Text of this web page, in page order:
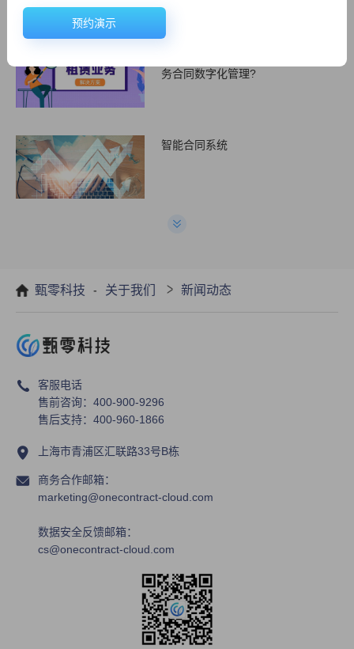
务合同数字化管理?
智能合同系统
甄零科技 - 关于我们 > 新闻动态
客服电话
售前咨询：400-900-9296
售后支持：400-960-1866
上海市青浦区汇联路33号B栋
商务合作邮箱：
marketing@onecontract-cloud.com
数据安全反馈邮箱：
cs@onecontract-cloud.com
预约演示